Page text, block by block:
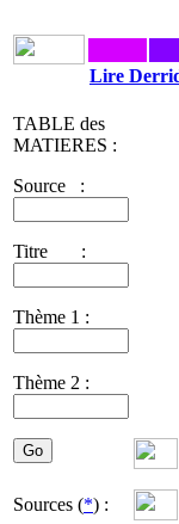
Lire
TABLE des
MATIERES :
Source :
Titre :
Thème 1 :
Thème 2 :
Sources (*) :